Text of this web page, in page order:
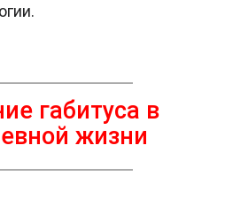
габитуса в
жизни